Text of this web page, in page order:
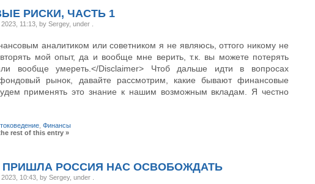
РИСКИ, ЧАСТЬ 1
11:13, by Sergey, under
аналитиком или советником я не являюсь, оттого никому не
мой опыт, да и вообще мне верить, т.к. вы можете потерять
вообще умереть.</Disclaimer> Чтоб дальше идти в вопросах
рынок, давайте рассмотрим, какие бывают финансовые
применять это знание к нашим возможным вкладам. Я честно
Финансы
rest of this entry »
РОССИЯ НАС ОСВОБОЖДАТЬ
10:43, by Sergey, under